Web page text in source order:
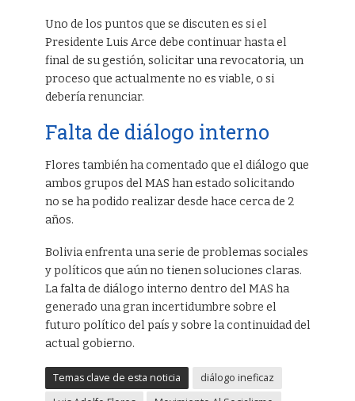
Uno de los puntos que se discuten es si el
Presidente Luis Arce debe continuar hasta el
final de su gestión, solicitar una revocatoria, un
proceso que actualmente no es viable, o si
debería renunciar.
Falta de diálogo interno
Flores también ha comentado que el diálogo que
ambos grupos del MAS han estado solicitando
no se ha podido realizar desde hace cerca de 2
años.
Bolivia enfrenta una serie de problemas sociales
y políticos que aún no tienen soluciones claras.
La falta de diálogo interno dentro del MAS ha
generado una gran incertidumbre sobre el
futuro político del país y sobre la continuidad del
actual gobierno.
Temas clave de esta noticia
diálogo ineficaz